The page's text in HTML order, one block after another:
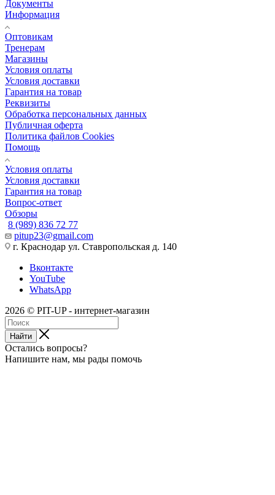
Документы
Информация
Оптовикам
Тренерам
Магазины
Условия оплаты
Условия доставки
Гарантия на товар
Реквизиты
Обработка персональных данных
Публичная оферта
Политика файлов Cookies
Помощь
Условия оплаты
Условия доставки
Гарантия на товар
Вопрос-ответ
Обзоры
8 (989) 836 72 77
pitup23@gmail.com
г. Краснодар ул. Ставропольская д. 140
Вконтакте
YouTube
WhatsApp
2026 © PIT-UP - интернет-магазин
Найти
Остались вопросы?
Напишите нам, мы рады помочь